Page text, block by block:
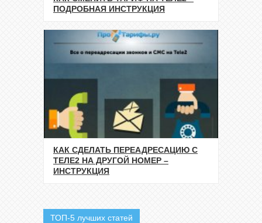
ПОДРОБНАЯ ИНСТРУКЦИЯ
КАК СДЕЛАТЬ ПЕРЕАДРЕСАЦИЮ С
ТЕЛЕ2 НА ДРУГОЙ НОМЕР –
ИНСТРУКЦИЯ
ТОП-5 лучших статей